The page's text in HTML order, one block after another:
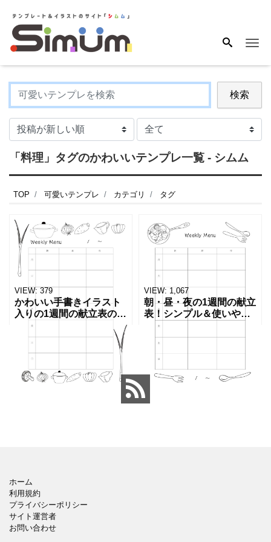
検索
「料理」タグのかわいいテンプレ一覧 - シムム
TOP 可愛いテンプレ カテゴリ タグ
VIEW: 379
かわいい手書きイラスト
入りの1週間の献立表の無
料テンプレートです。1週
間の朝・昼・夜の献立を
手書きや入力で記入する
ことができ、Word・
Excel・PDFのデー
VIEW: 1,067
朝・昼・夜の1週間の献立
表！シンプル＆使いやす
い！A4サイズのメニュー
表の無料テンプレートで
献立表！シンプル＆使い
やすい！A4サイズのメ
ホーム
利用規約
プライバシーポリシー
サイト運営者
お問い合わせ